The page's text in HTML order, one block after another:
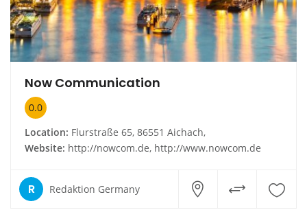
Now Communication
0.0
Location: Flurstraße 65, 86551 Aichach,
Website: http://nowcom.de, http://www.nowcom.de
R Redaktion Germany